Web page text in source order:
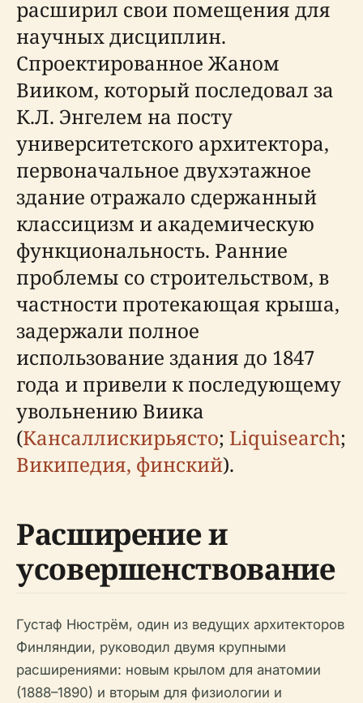
расширил свои помещения для
научных дисциплин.
Спроектированное Жаном
Вииком, который последовал за
К.Л. Энгелем на посту
университетского архитектора,
первоначальное двухэтажное
здание отражало сдержанный
классицизм и академическую
функциональность. Ранние
проблемы со строительством, в
частности протекающая крыша,
задержали полное
использование здания до 1847
года и привели к последующему
увольнению Виика
(Кансаллискирьясто; Liquisearch;
Википедия, финский).
Расширение и
усовершенствование
Густаф Нюстрём, один из ведущих архитекторов
Финляндии, руководил двумя крупными
расширениями: новым крылом для анатомии
(1888–1890) и вторым для физиологии и